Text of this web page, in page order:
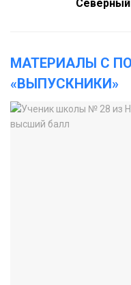
Северный
МАТЕРИАЛЫ С
«ВЫПУСКНИКИ»